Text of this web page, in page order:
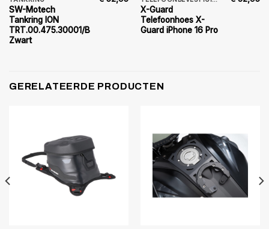
SW-Motech
Tankring ION
TRT.00.475.30001/B
Zwart
X-Guard
Telefoonhoes X-
Guard iPhone 16 Pro
GERELATEERDE PRODUCTEN